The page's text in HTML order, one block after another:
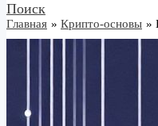
Поиск
Главная Крипто-основы